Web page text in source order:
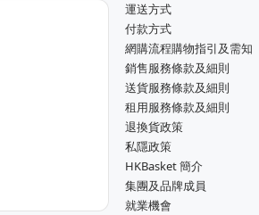
運送方式
付款方式
網購流程購物指引及需知
銷售服務條款及細則
送貨服務條款及細則
租用服務條款及細則
退換貨政策
私隱政策
HKBasket 簡介
集團及品牌成員
就業機會